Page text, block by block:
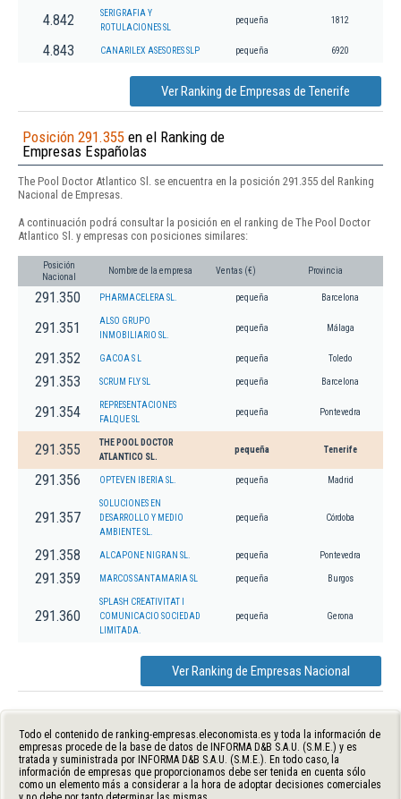
4.842
SERIGRAFIA Y
ROTULACIONES SL
pequeña 1812
4.843 CANARILEX ASESORES SLP pequeña 6920
Ver Ranking de Empresas de Tenerife
Posición 291.355 en el Ranking de
Empresas Españolas
The Pool Doctor Atlantico Sl. se encuentra en la posición 291.355 del Ranking
Nacional de Empresas.
A continuación podrá consultar la posición en el ranking de The Pool Doctor
Atlantico Sl. y empresas con posiciones similares:
Posición
Nacional
Nombre de la empresa Ventas (€) Provincia
291.350 PHARMACELERA SL. pequeña Barcelona
291.351
ALSO GRUPO
INMOBILIARIO SL.
pequeña Málaga
291.352 GACOA S L pequeña Toledo
291.353 SCRUM FLY SL pequeña Barcelona
291.354
REPRESENTACIONES
FALQUE SL
pequeña Pontevedra
291.355
THE POOL DOCTOR
ATLANTICO SL.
pequeña Tenerife
291.356 OPTEVEN IBERIA SL. pequeña Madrid
291.357
SOLUCIONES EN
DESARROLLO Y MEDIO
AMBIENTE SL.
pequeña Córdoba
291.358 ALCAPONE NIGRAN SL. pequeña Pontevedra
291.359 MARCOS SANTAMARIA SL pequeña Burgos
291.360
SPLASH CREATIVITAT I
COMUNICACIO SOCIEDAD
LIMITADA.
pequeña Gerona
Ver Ranking de Empresas Nacional
Todo el contenido de ranking-empresas.eleconomista.es y toda la información de
empresas procede de la base de datos de INFORMA D&B S.A.U. (S.M.E.) y es
tratada y suministrada por INFORMA D&B S.A.U. (S.M.E.). En todo caso, la
información de empresas que proporcionamos debe ser tenida en cuenta sólo
como un elemento más a considerar a la hora de adoptar decisiones comerciales